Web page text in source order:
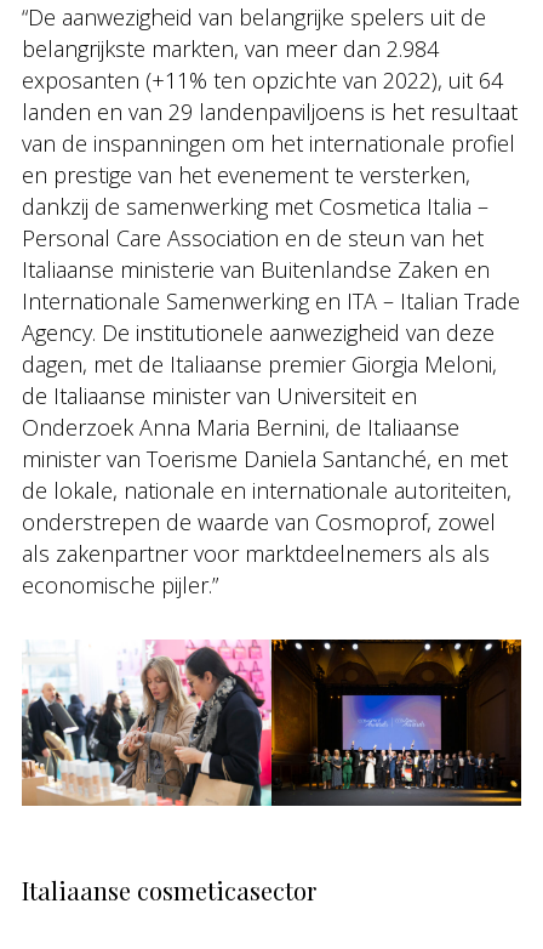
“De aanwezigheid van belangrijke spelers uit de
belangrijkste markten, van meer dan 2.984
exposanten (+11% ten opzichte van 2022), uit 64
landen en van 29 landenpaviljoens is het resultaat
van de inspanningen om het internationale profiel
en prestige van het evenement te versterken,
dankzij de samenwerking met Cosmetica Italia –
Personal Care Association en de steun van het
Italiaanse ministerie van Buitenlandse Zaken en
Internationale Samenwerking en ITA – Italian Trade
Agency. De institutionele aanwezigheid van deze
dagen, met de Italiaanse premier Giorgia Meloni,
de Italiaanse minister van Universiteit en
Onderzoek Anna Maria Bernini, de Italiaanse
minister van Toerisme Daniela Santanché, en met
de lokale, nationale en internationale autoriteiten,
onderstrepen de waarde van Cosmoprof, zowel
als zakenpartner voor marktdeelnemers als als
economische pijler.”
Italiaanse cosmeticasector